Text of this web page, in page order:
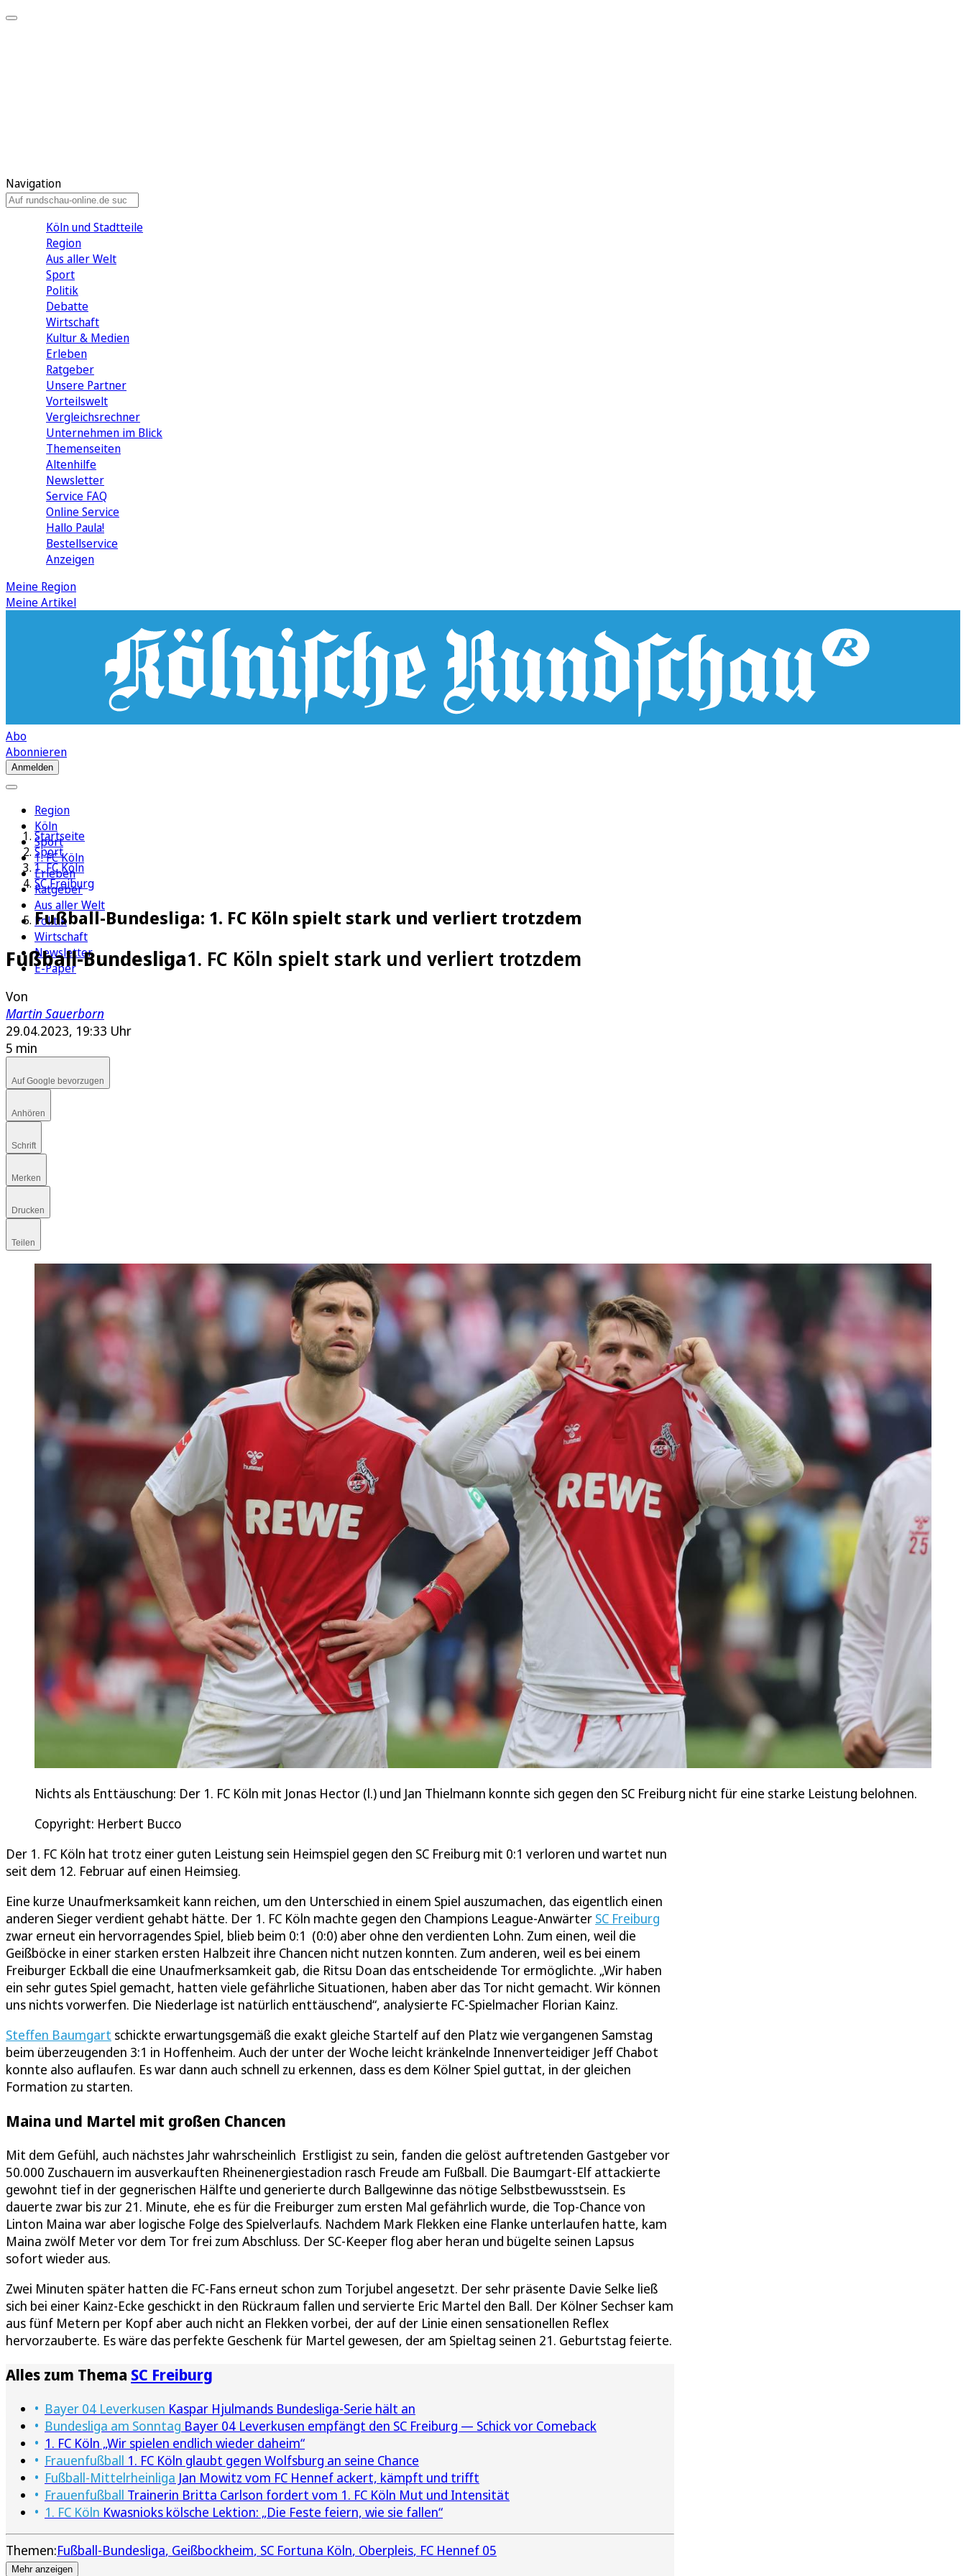
Navigation
Köln und Stadtteile
Region
Aus aller Welt
Sport
Politik
Debatte
Wirtschaft
Kultur & Medien
Erleben
Ratgeber
Unsere Partner
Vorteilswelt
Vergleichsrechner
Unternehmen im Blick
Themenseiten
Altenhilfe
Newsletter
Service FAQ
Online Service
Hallo Paula!
Bestellservice
Anzeigen
Meine Region
Meine Artikel
Abo
Abonnieren
Anmelden
Region
Köln
Sport
1. FC Köln
Erleben
Ratgeber
Aus aller Welt
Politik
Wirtschaft
Newsletter
E-Paper
Startseite
Sport
1. FC Köln
SC Freiburg
Fußball-Bundesliga: 1. FC Köln spielt stark und verliert trotzdem
Fußball-Bundesliga1. FC Köln spielt stark und verliert trotzdem
Von
Martin Sauerborn
29.04.2023, 19:33 Uhr
5 min
Auf Google bevorzugen
Anhören
Schrift
Merken
Drucken
Teilen
Nichts als Enttäuschung: Der 1. FC Köln mit Jonas Hector (l.) und Jan Thielmann konnte sich gegen den SC Freiburg nicht für eine starke Leistung belohnen.
Copyright: Herbert Bucco
Der 1. FC Köln hat trotz einer guten Leistung sein Heimspiel gegen den SC Freiburg mit 0:1 verloren und wartet nun
seit dem 12. Februar auf einen Heimsieg.
Eine kurze Unaufmerksamkeit kann reichen, um den Unterschied in einem Spiel auszumachen, das eigentlich einen
anderen Sieger verdient gehabt hätte. Der 1. FC Köln machte gegen den Champions League-Anwärter SC Freiburg
zwar erneut ein hervorragendes Spiel, blieb beim 0:1 (0:0) aber ohne den verdienten Lohn. Zum einen, weil die
Geißböcke in einer starken ersten Halbzeit ihre Chancen nicht nutzen konnten. Zum anderen, weil es bei einem
Freiburger Eckball die eine Unaufmerksamkeit gab, die Ritsu Doan das entscheidende Tor ermöglichte. „Wir haben
ein sehr gutes Spiel gemacht, hatten viele gefährliche Situationen, haben aber das Tor nicht gemacht. Wir können
uns nichts vorwerfen. Die Niederlage ist natürlich enttäuschend“, analysierte FC-Spielmacher Florian Kainz.
Steffen Baumgart schickte erwartungsgemäß die exakt gleiche Startelf auf den Platz wie vergangenen Samstag
beim überzeugenden 3:1 in Hoffenheim. Auch der unter der Woche leicht kränkelnde Innenverteidiger Jeff Chabot
konnte also auflaufen. Es war dann auch schnell zu erkennen, dass es dem Kölner Spiel guttat, in der gleichen
Formation zu starten.
Maina und Martel mit großen Chancen
Mit dem Gefühl, auch nächstes Jahr wahrscheinlich Erstligist zu sein, fanden die gelöst auftretenden Gastgeber vor
50.000 Zuschauern im ausverkauften Rheinenergiestadion rasch Freude am Fußball. Die Baumgart-Elf attackierte
gewohnt tief in der gegnerischen Hälfte und generierte durch Ballgewinne das nötige Selbstbewusstsein. Es
dauerte zwar bis zur 21. Minute, ehe es für die Freiburger zum ersten Mal gefährlich wurde, die Top-Chance von
Linton Maina war aber logische Folge des Spielverlaufs. Nachdem Mark Flekken eine Flanke unterlaufen hatte, kam
Maina zwölf Meter vor dem Tor frei zum Abschluss. Der SC-Keeper flog aber heran und bügelte seinen Lapsus
sofort wieder aus.
Zwei Minuten später hatten die FC-Fans erneut schon zum Torjubel angesetzt. Der sehr präsente Davie Selke ließ
sich bei einer Kainz-Ecke geschickt in den Rückraum fallen und servierte Eric Martel den Ball. Der Kölner Sechser kam
aus fünf Metern per Kopf aber auch nicht an Flekken vorbei, der auf der Linie einen sensationellen Reflex
hervorzauberte. Es wäre das perfekte Geschenk für Martel gewesen, der am Spieltag seinen 21. Geburtstag feierte.
Alles zum Thema SC Freiburg
Bayer 04 Leverkusen Kaspar Hjulmands Bundesliga-Serie hält an
Bundesliga am Sonntag Bayer 04 Leverkusen empfängt den SC Freiburg — Schick vor Comeback
1. FC Köln „Wir spielen endlich wieder daheim“
Frauenfußball 1. FC Köln glaubt gegen Wolfsburg an seine Chance
Fußball-Mittelrheinliga Jan Mowitz vom FC Hennef ackert, kämpft und trifft
Frauenfußball Trainerin Britta Carlson fordert vom 1. FC Köln Mut und Intensität
1. FC Köln Kwasnioks kölsche Lektion: „Die Feste feiern, wie sie fallen“
Themen:Fußball-Bundesliga Geißbockheim SC Fortuna Köln Oberpleis FC Hennef 05
Mehr anzeigen